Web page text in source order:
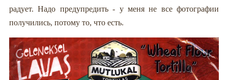
радует. Надо предупредить - у меня не все фотографии
получились, потому то, что есть.